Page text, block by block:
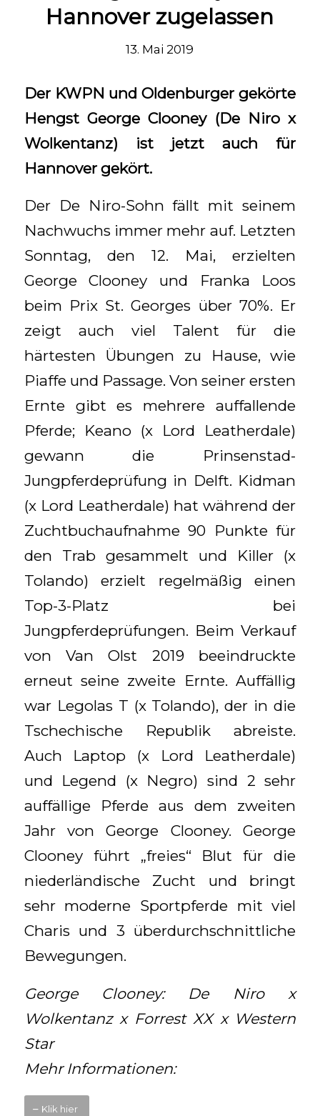
Hannover zugelassen
13. Mai 2019
Der KWPN und Oldenburger gekörte
Hengst George Clooney (De Niro x
Wolkentanz) ist jetzt auch für
Hannover gekört.
Der De Niro-Sohn fällt mit seinem
Nachwuchs immer mehr auf. Letzten
Sonntag, den 12. Mai, erzielten
George Clooney und Franka Loos
beim Prix St. Georges über 70%. Er
zeigt auch viel Talent für die
härtesten Übungen zu Hause, wie
Piaffe und Passage. Von seiner ersten
Ernte gibt es mehrere auffallende
Pferde; Keano (x Lord Leatherdale)
gewann die Prinsenstad-
Jungpferdeprüfung in Delft. Kidman
(x Lord Leatherdale) hat während der
Zuchtbuchaufnahme 90 Punkte für
den Trab gesammelt und Killer (x
Tolando) erzielt regelmäßig einen
Top-3-Platz bei
Jungpferdeprüfungen. Beim Verkauf
von Van Olst 2019 beeindruckte
erneut seine zweite Ernte. Auffällig
war Legolas T (x Tolando), der in die
Tschechische Republik abreiste.
Auch Laptop (x Lord Leatherdale)
und Legend (x Negro) sind 2 sehr
auffällige Pferde aus dem zweiten
Jahr von George Clooney. George
Clooney führt „freies“ Blut für die
niederländische Zucht und bringt
sehr moderne Sportpferde mit viel
Charis und 3 überdurchschnittliche
Bewegungen.
George Clooney: De Niro x
Wolkentanz x Forrest XX x Western
Star
Mehr Informationen:
Klik hier